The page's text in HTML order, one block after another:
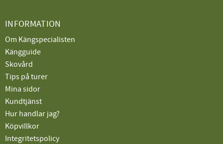
INFORMATION
Om Kängspecialisten
Kängguide
Skovård
Tips på turer
Mina sidor
Kundtjänst
Hur handlar jag?
Köpvillkor
Integritetspolicy